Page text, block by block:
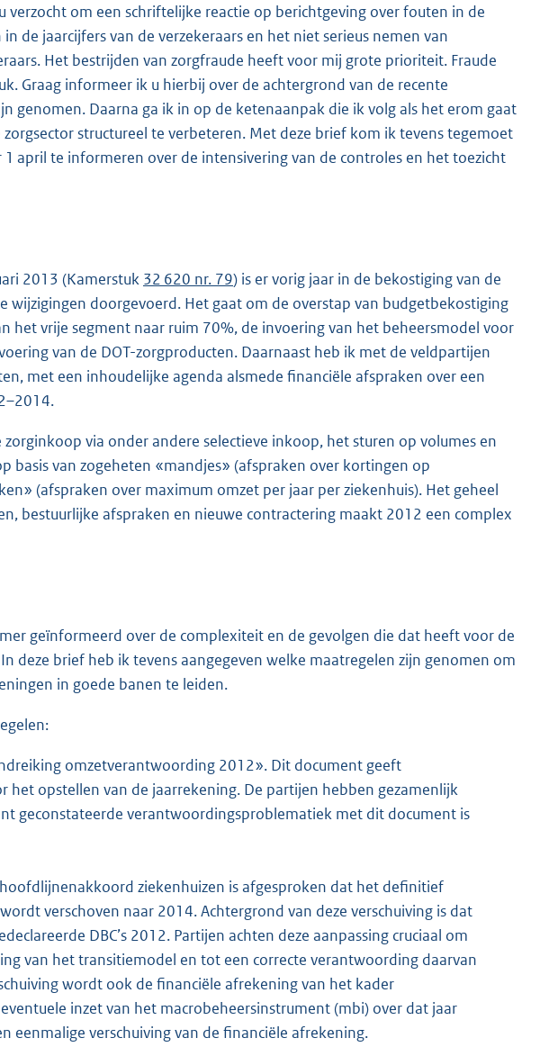
om een schriftelijke reactie op berichtgeving over fouten in de
de jaarcijfers van de verzekeraars en het niet serieus nemen van
Het bestrijden van zorgfraude heeft voor mij grote prioriteit. Fraude
Graag informeer ik u hierbij over de achtergrond van de recente
genomen. Daarna ga ik in op de ketenaanpak die ik volg als het erom gaat
structureel te verbeteren. Met deze brief kom ik tevens tegemoet
april te informeren over de intensivering van de controles en het toezicht
2013 (Kamerstuk 32 620 nr. 79) is er vorig jaar in de bekostiging van de
wijzigingen doorgevoerd. Het gaat om de overstap van budgetbekostiging
het vrije segment naar ruim 70%, de invoering van het beheersmodel voor
van de DOT-zorgproducten. Daarnaast heb ik met de veldpartijen
met een inhoudelijke agenda alsmede financiële afspraken over een
via onder andere selectieve inkoop, het sturen op volumes en
basis van zogeheten «mandjes» (afspraken over kortingen op
(afspraken over maximum omzet per jaar per ziekenhuis). Het geheel
bestuurlijke afspraken en nieuwe contractering maakt 2012 een complex
geïnformeerd over de complexiteit en de gevolgen die dat heeft voor de
deze brief heb ik tevens aangegeven welke maatregelen zijn genomen om
in goede banen te leiden.
omzetverantwoording 2012». Dit document geeft
het opstellen van de jaarrekening. De partijen hebben gezamenlijk
geconstateerde verantwoordingsproblematiek met dit document is
ziekenhuizen is afgesproken dat het definitief
verschoven naar 2014. Achtergrond van deze verschuiving is dat
DBC’s 2012. Partijen achten deze aanpassing cruciaal om
van het transitiemodel en tot een correcte verantwoording daarvan
wordt ook de financiële afrekening van het kader
inzet van het macrobeheersinstrument (mbi) over dat jaar
eenmalige verschuiving van de financiële afrekening.